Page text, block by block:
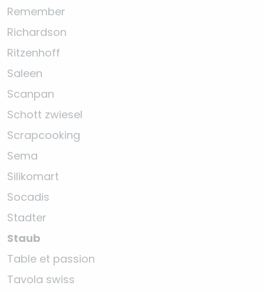
Remember
Richardson
Ritzenhoff
Saleen
Scanpan
Schott zwiesel
Scrapcooking
Sema
Silikomart
Socadis
Stadter
Staub
Table et passion
Tavola swiss